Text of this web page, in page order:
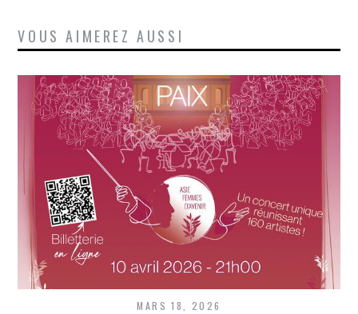
VOUS AIMEREZ AUSSI
MARS 18, 2026